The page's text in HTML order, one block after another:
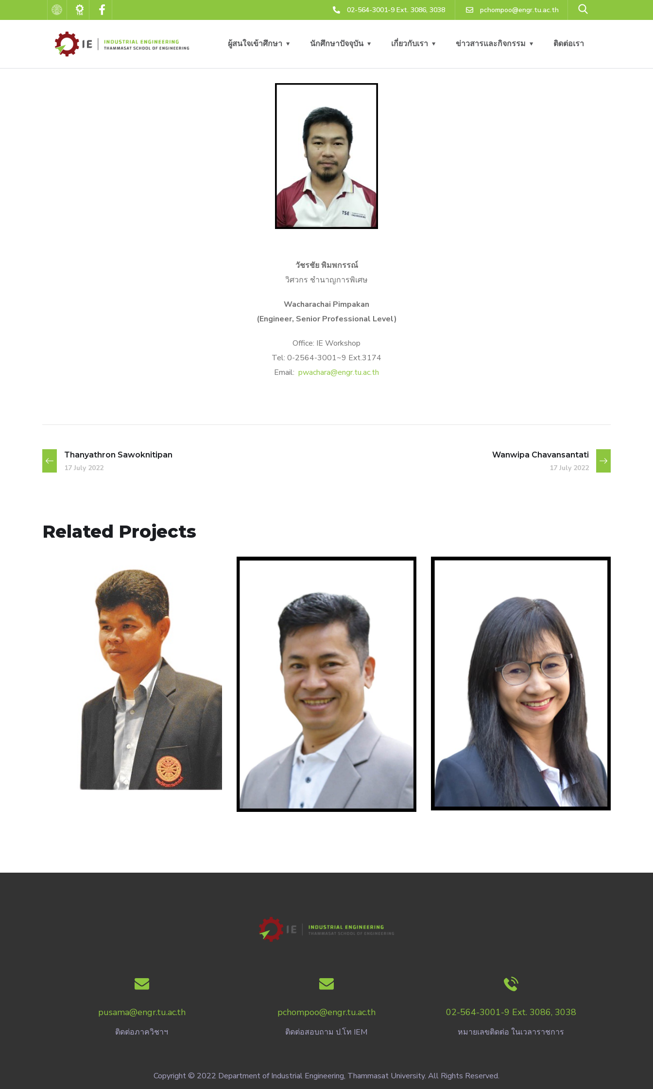
02-564-3001-9 Ext. 3086, 3038 pchompoo@engr.tu.ac.th
ผู้สนใจเข้าศึกษา นักศึกษาปัจจุบัน เกี่ยวกับเรา ข่าวสารและกิจกรรม ติดต่อเรา
วัชรชัย พิมพกรรณ์
วิศวกร ชำนาญการพิเศษ
Wacharachai Pimpakan
(Engineer, Senior Professional Level)
Office: IE Workshop
Tel: 0-2564-3001~9 Ext.3174
Email: pwachara@engr.tu.ac.th
Thanyathron Sawoknitipan
17 July 2022
Wanwipa Chavansantati
17 July 2022
Related Projects
Anan Phetphung
Sakchalearm Pholpituk
Thanyathron
Sawoknitipan
pusama@engr.tu.ac.th
ติดต่อภาควิชาฯ
pchompoo@engr.tu.ac.th
ติดต่อสอบถาม ป.โท IEM
02-564-3001-9 Ext. 3086, 3038
หมายเลขติดต่อ ในเวลาราชการ
Copyright © 2022 Department of Industrial Engineering, Thammasat University. All Rights Reserved.